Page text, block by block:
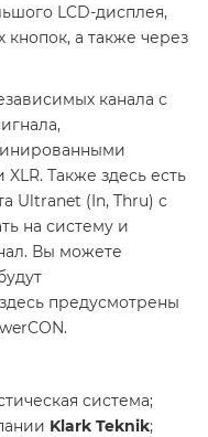
LCD-дисплея,
кнопок, а также через
канала с
Также здесь есть
Ultranet (In, Thru) с
на систему и
Вы можете
предусмотрены
система;
Klark Teknik;